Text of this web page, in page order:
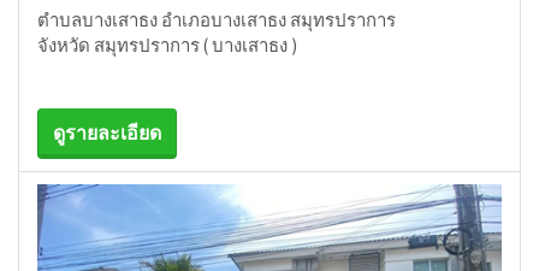
ตำบลบางเสาธง อำเภอบางเสาธง สมุทรปราการ
จังหวัด สมุทรปราการ ( บางเสาธง )
ดูรายละเอียด